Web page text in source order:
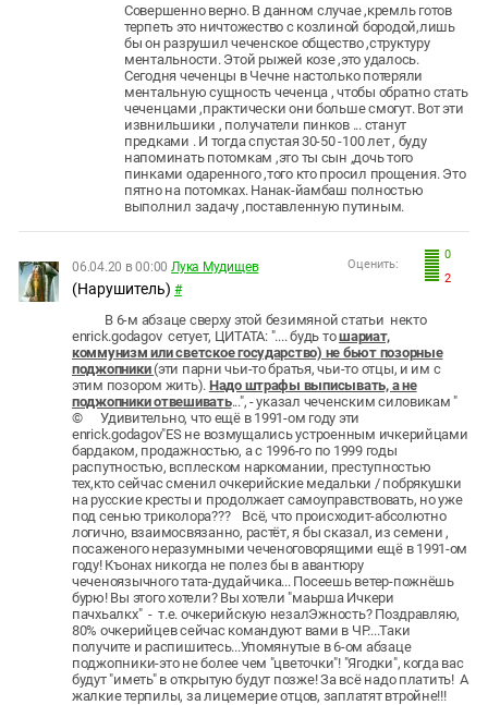
Совершенно верно. В данном случае ,кремль готов
терпеть это ничтожество с козлиной бородой,лишь
бы он разрушил чеченское общество ,структуру
ментальности. Этой рыжей козе ,это удалось.
Сегодня чеченцы в Чечне настолько потеряли
ментальную сущность чеченца , чтобы обратно стать
чеченцами ,практически они больше смогут. Вот эти
извнильшики , получатели пинков ... станут
предками . И тогда спустая 30-50 -100 лет , буду
напоминать потомкам ,это ты сын ,дочь того
пинками одаренного ,того кто просил прощения. Это
пятно на потомках. Нанак-йамбаш полностью
выполнил задачу ,поставленную путиным.
0
2
Оценить:
06.04.20 в 00:00 Лука Мудищев
(Нарушитель) #
В 6-м абзаце сверху этой безимяной статьи некто
enrick.godagov сетует, ЦИТАТА: ".... будь тошариат,
коммунизм или светское государство) не бьют позорные
поджопники(эти парни чьи-то братья, чьи-то отцы, и им с
этим позором жить). Надо штрафы выписывать, а не
поджопники отвешивать...", - указал чеченским силовикам "
© Удивительно, что ещё в 1991-ом году эти
enrick.godagov"ES не возмущались устроенным ичкерийцами
бардаком, продажностью, а с 1996-го по 1999 годы
распутностью, всплеском наркомании, преступностью
тех,кто сейчас сменил очкерийские медальки / побрякушки
на русские кресты и продолжает самоуправствовать, но уже
под сенью триколора??? Всё, что происходит-абсолютно
логично, взаимосвязанно, растёт, я бы сказал, из семени ,
посаженого неразумными чеченоговорящими ещё в 1991-ом
году! Къонах никогда не полез бы в авантюру
чеченоязычного тата-дудайчика... Посеешь ветер-пожнёшь
бурю! Вы этого хотели? Вы хотели "маьрша Ичкери
пачхьалкх" - т.е. очкерийскую незалЭжность? Поздравляю,
80% очкерийцев сейчас командуют вами в ЧР....Таки
получите и распишитесь...Упомянутые в 6-ом абзаце
поджопники-это не более чем "цветочки"! "Ягодки", когда вас
будут "иметь" в открытую будут позже! За всё надо платить! А
жалкие терпилы, за лицемерие отцов, заплатят втройне!!!